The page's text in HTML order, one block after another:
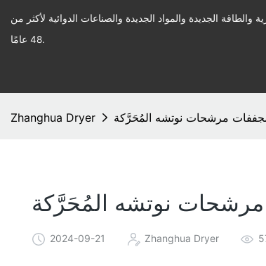
والطاقة الجديدة والمواد الجديدة والصناعات الدوائية لأكثر من
48 عامًا.
Zhanghua Dryer مرشحات نوتشه المُحَرَّكة
مرشحات نوتشه المُحَرَّكة
2024-09-21 Zhanghua Dryer